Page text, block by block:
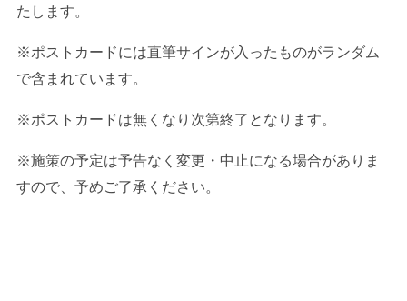
たします。
※ポストカードには直筆サインが入ったものがランダム
で含まれています。
※ポストカードは無くなり次第終了となります。
※施策の予定は予告なく変更・中止になる場合がありま
すので、予めご了承ください。